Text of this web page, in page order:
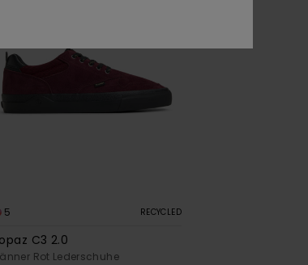
5 RECYCLED
C3 2.0
Rot Lederschuhe